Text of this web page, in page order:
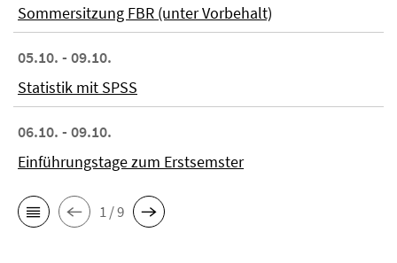
Sommersitzung FBR (unter Vorbehalt)
05.10. - 09.10.
Statistik mit SPSS
06.10. - 09.10.
Einführungstage zum Erstsemster
1 / 9